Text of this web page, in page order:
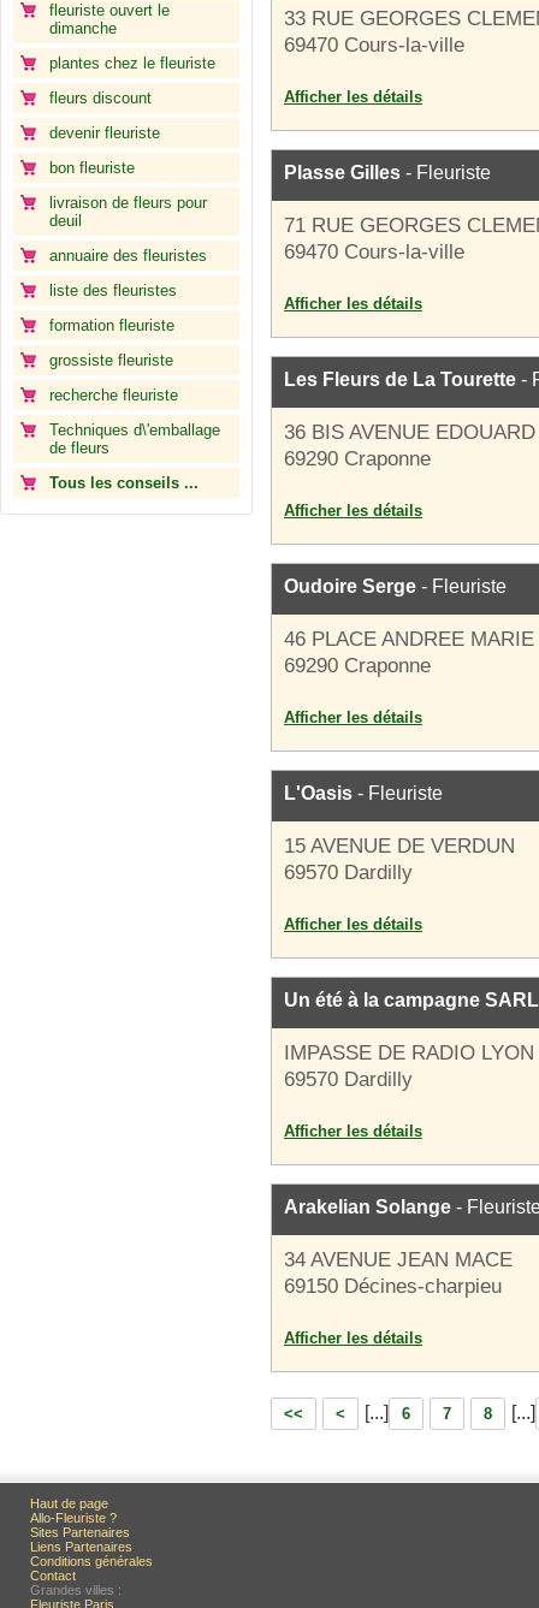
fleuriste ouvert le
dimanche
plantes chez le fleuriste
fleurs discount
devenir fleuriste
bon fleuriste
livraison de fleurs pour
deuil
annuaire des fleuristes
liste des fleuristes
formation fleuriste
grossiste fleuriste
recherche fleuriste
Techniques d\'emballage
de fleurs
Tous les conseils ...
33 RUE GEORGES
69470 Cours-la-ville
Afficher les détails
Plasse Gilles - Fleuriste
71 RUE GEORGES
69470 Cours-la-ville
Afficher les détails
Les Fleurs de La Tourette -
36 BIS AVENUE
69290 Craponne
Afficher les détails
Oudoire Serge - Fleuriste
46 PLACE ANDREE
69290 Craponne
Afficher les détails
L'Oasis - Fleuriste
15 AVENUE DE VERDUN
69570 Dardilly
Afficher les détails
Un été à la campagne SARL
IMPASSE DE RADIO LYON
69570 Dardilly
Afficher les détails
Arakelian Solange -
34 AVENUE JEAN MACE
69150 Décines-charpieu
Afficher les détails
<< < [...] 6 7 8 [...]
Haut de page
Allo-Fleuriste ?
Sites Partenaires
Liens Partenaires
Conditions générales
Contact
Grandes villes :
Fleuriste Paris